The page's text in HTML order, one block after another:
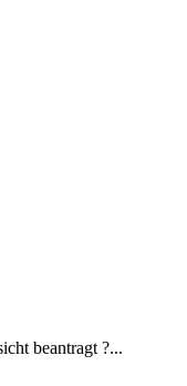
beantragt ?...